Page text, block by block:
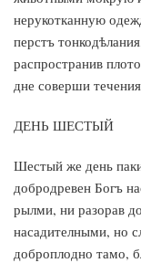
нерукотканную
перстъ
распространив
дне соверши
ДЕНЬ ШЕСТЫЙ
Шестый же день
добродревен Богъ
рылми, ни разорав
насадителными, но
доброплодно тамо,